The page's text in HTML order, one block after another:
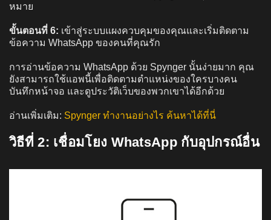
หมาย
ขั้นตอนที่ 6: เข้าสู่ระบบแผงควบคุมของคุณและเริ่มติดตาม
ข้อความ WhatsApp ของคนที่คุณรัก
การอ่านข้อความ WhatsApp ด้วย Spynger นั้นง่ายมาก คุณ
ยังสามารถใช้แอพนี้เพื่อติดตามตำแหน่งของใครบางคน
บันทึกหน้าจอ และดูประวัติเว็บของพวกเขาได้อีกด้วย
อ่านเพิ่มเติม: Spynger ทำงานอย่างไร ค้นหาได้ที่นี่
วิธีที่ 2: เชื่อมโยง WhatsApp กับอุปกรณ์อื่น